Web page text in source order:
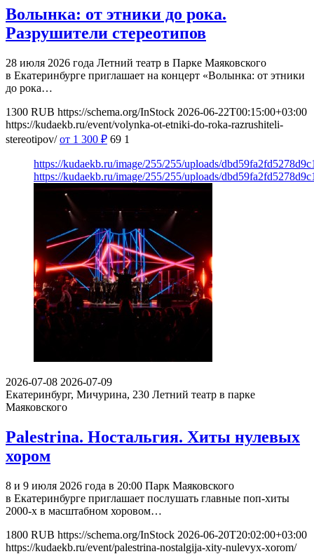
Волынка: от этники до рока.
Разрушители стереотипов
28 июля 2026 года Летний театр в Парке Маяковского
в Екатеринбурге приглашает на концерт «Волынка: от этники
до рока…
1300 RUB https://schema.org/InStock 2026-06-22T00:15:00+03:00
https://kudaekb.ru/event/volynka-ot-etniki-do-roka-razrushiteli-
stereotipov/ от 1 300 ₽ 69 1
https://kudaekb.ru/image/255/255/uploads/
https://kudaekb.ru/image/255/255/uploads/
2026-07-08 2026-07-09
Екатеринбург, Мичурина, 230 Летний театр в парке
Маяковского
Palestrina. Ностальгия. Хиты нулевых
хором
8 и 9 июля 2026 года в 20:00 Парк Маяковского
в Екатеринбурге приглашает послушать главные поп-хиты
2000-х в масштабном хоровом…
1800 RUB https://schema.org/InStock 2026-06-20T20:02:00+03:00
https://kudaekb.ru/event/palestrina-nostalgija-xity-nulevyx-xorom/